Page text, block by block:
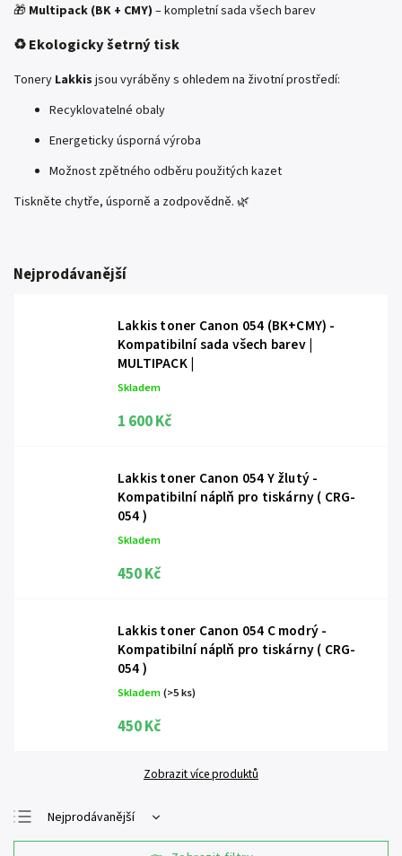
🎁 Multipack (BK + CMY) –kompletní sada všech barev
♻️ Ekologicky šetrný tisk
Tonery Lakkis jsou vyráběny s ohledem na životní prostředí:
Recyklovatelné obaly
Energeticky úsporná výroba
Možnost zpětného odběru použitých kazet
Tiskněte chytře, úsporně a zodpovědně. 🌿
Nejprodávanější
Lakkis toner Canon 054 (BK+CMY) -
Kompatibilní sada všech barev |
MULTIPACK |
Skladem
1 600 Kč
Lakkis toner Canon 054 Y žlutý -
Kompatibilní náplň pro tiskárny ( CRG-
054 )
Skladem
450 Kč
Lakkis toner Canon 054 C modrý -
Kompatibilní náplň pro tiskárny ( CRG-
054 )
Skladem(>5 ks)
450 Kč
Zobrazit více produktů
Nejprodávanější
Nejlevnější